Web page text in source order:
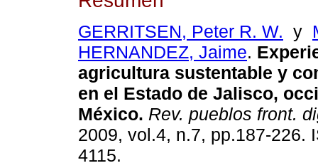
GERRITSEN, Peter R. W. y
HERNANDEZ, Jaime.
agricultura sustentable y
en el Estado de Jalisco,
México. Rev. pueblos front.
2009, vol.4, n.7, pp.187-226.
4115.